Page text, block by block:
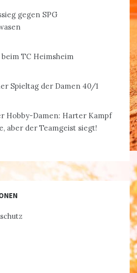
gegen SPG
TC Heimsheim
Spieltag der Damen 40/1
Hobby-Damen: Harter Kampf
aber der Teamgeist siegt!